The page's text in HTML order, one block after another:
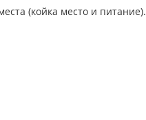
(койка место и питание).